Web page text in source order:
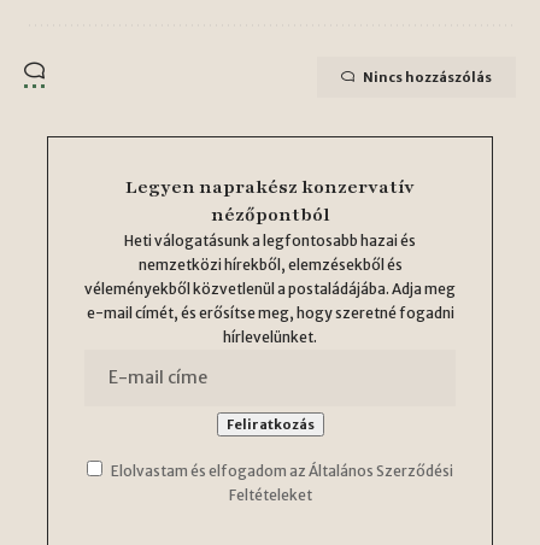
Nincs hozzászólás
Legyen naprakész konzervatív
nézőpontból
Heti válogatásunk a legfontosabb hazai és
nemzetközi hírekből, elemzésekből és
véleményekből közvetlenül a postaládájába. Adja meg
e-mail címét, és erősítse meg, hogy szeretné fogadni
hírlevelünket.
Elolvastam és elfogadom az Általános Szerződési
Feltételeket